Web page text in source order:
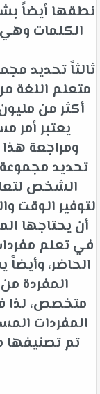
نطقها أيضاً
الكلمات وهي
ثالثاً تحديد
متعلم اللغة
أكثر من
يعتبر
ومراجعة
تحديد
الشخص
لتوفير الوقت
أن يحتاجها
في تعلم
الحاضر،
المفردة
متخصص، لذا
المفردات
تم تصنيفها